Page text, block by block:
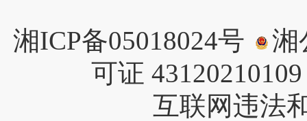
湘ICP备05018024号
湘
可证
互联网违法